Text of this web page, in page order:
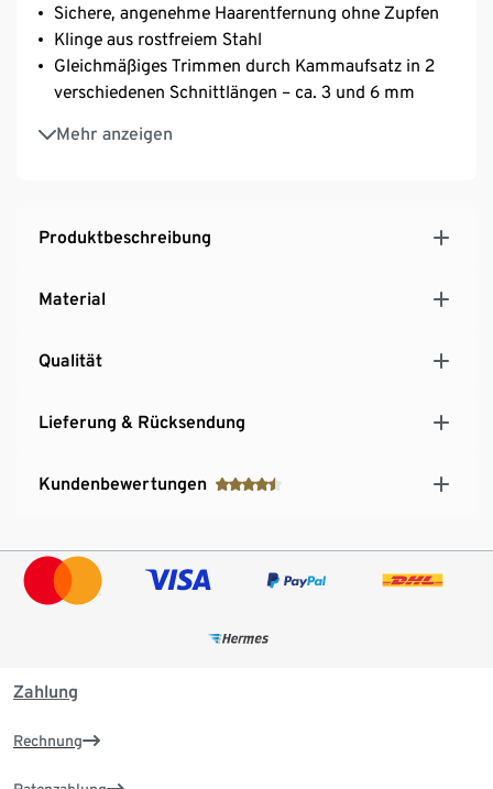
Sichere, angenehme Haarentfernung ohne Zupfen
Klinge aus rostfreiem Stahl
Gleichmäßiges Trimmen durch Kammaufsatz in 2
verschiedenen Schnittlängen – ca. 3 und 6 mm
Mehr anzeigen
Mit Beleuchtung
Inkl. Schutzkappe, Aufsatz für Nasen- und
Kammaufsatz für Korrekturtrimmer,
Reinigungspinsel und Aufbewahrungsbeutel
Produktbeschreibung
Material
Qualität
Lieferung & Rücksendung
Kundenbewertungen
Zahlung
Rechnung